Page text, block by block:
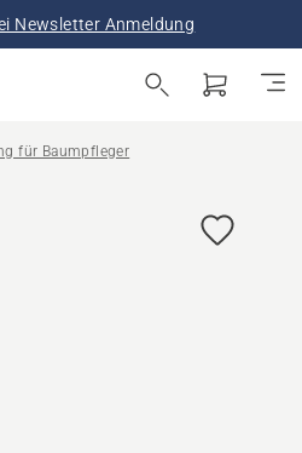
Newsletter Anmeldung
für Baumpfleger